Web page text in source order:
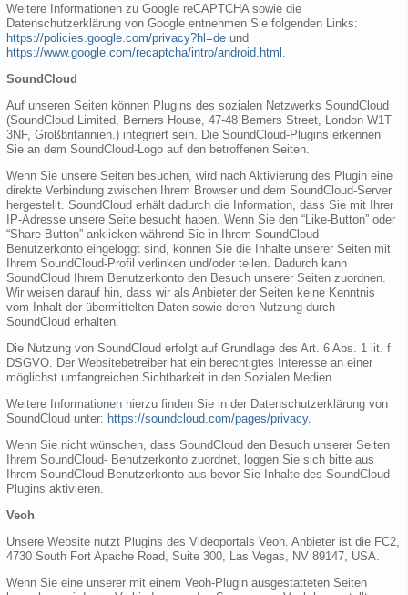
Weitere Informationen zu Google reCAPTCHA sowie die
Datenschutzerklärung von Google entnehmen Sie folgenden Links:
https://policies.google.com/privacy?hl=de und
https://www.google.com/recaptcha/intro/android.html
SoundCloud
Auf unseren Seiten können Plugins des sozialen Netzwerks SoundCloud
(SoundCloud Limited, Berners House, 47-48 Berners Street, London W1T
3NF, Großbritannien.) integriert sein. Die SoundCloud-Plugins erkennen
Sie an dem SoundCloud-Logo auf den betroffenen Seiten.
Wenn Sie unsere Seiten besuchen, wird nach Aktivierung des Plugin eine
direkte Verbindung zwischen Ihrem Browser und dem SoundCloud-Server
hergestellt. SoundCloud erhält dadurch die Information, dass Sie mit Ihrer
IP-Adresse unsere Seite besucht haben. Wenn Sie den “Like-Button” oder
“Share-Button” anklicken während Sie in Ihrem SoundCloud-
Benutzerkonto eingeloggt sind, können Sie die Inhalte unserer Seiten mit
Ihrem SoundCloud-Profil verlinken und/oder teilen. Dadurch kann
SoundCloud Ihrem Benutzerkonto den Besuch unserer Seiten zuordnen.
Wir weisen darauf hin, dass wir als Anbieter der Seiten keine Kenntnis
vom Inhalt der übermittelten Daten sowie deren Nutzung durch
SoundCloud erhalten.
Die Nutzung von SoundCloud erfolgt auf Grundlage des Art. 6 Abs. 1 lit. f
DSGVO. Der Websitebetreiber hat ein berechtigtes Interesse an einer
möglichst umfangreichen Sichtbarkeit in den Sozialen Medien.
Weitere Informationen hierzu finden Sie in der Datenschutzerklärung von
SoundCloud unter: https://soundcloud.com/pages/privacy.
Wenn Sie nicht wünschen, dass SoundCloud den Besuch unserer Seiten
Ihrem SoundCloud- Benutzerkonto zuordnet, loggen Sie sich bitte aus
Ihrem SoundCloud-Benutzerkonto aus bevor Sie Inhalte des SoundCloud-
Plugins aktivieren.
Veoh
Unsere Website nutzt Plugins des Videoportals Veoh. Anbieter ist die FC2,
4730 South Fort Apache Road, Suite 300, Las Vegas, NV 89147, USA.
Wenn Sie eine unserer mit einem Veoh-Plugin ausgestatteten Seiten